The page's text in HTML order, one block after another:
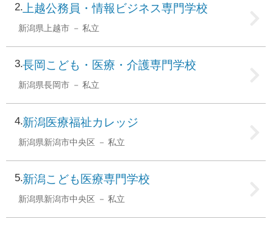
2 上越公務員・情報ビジネス専門学校
新潟県上越市 私立
3 長岡こども・医療・介護専門学校
新潟県長岡市 私立
4 新潟医療福祉カレッジ
新潟県新潟市中央区 私立
5 新潟こども医療専門学校
新潟県新潟市中央区 私立